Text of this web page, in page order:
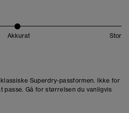
Akkurat Stor
Superdry-passformen. Ikke for
passe. Gå for størrelsen du vanligvis